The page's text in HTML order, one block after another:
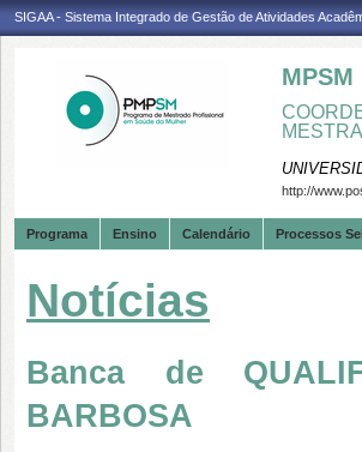
SIGAA - Sistema Integrado de Gestão de Atividades
MPSM
http://
Programa Ensino Calendário Processos
Notícias
Banca de
BARBOSA